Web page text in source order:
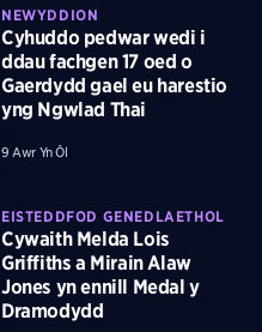
NEWYDDION
Cyhuddo pedwar wedi i
ddau fachgen 17 oed o
Gaerdydd gael eu harestio
yng Ngwlad Thai
9 Awr Yn Ôl
EISTEDDFOD GENEDLAETHOL
Cywaith Melda Lois
Griffiths a Mirain Alaw
Jones yn ennill Medal y
Dramodydd